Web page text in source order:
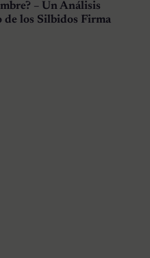
– Un Análisis
de los Silbidos Firma